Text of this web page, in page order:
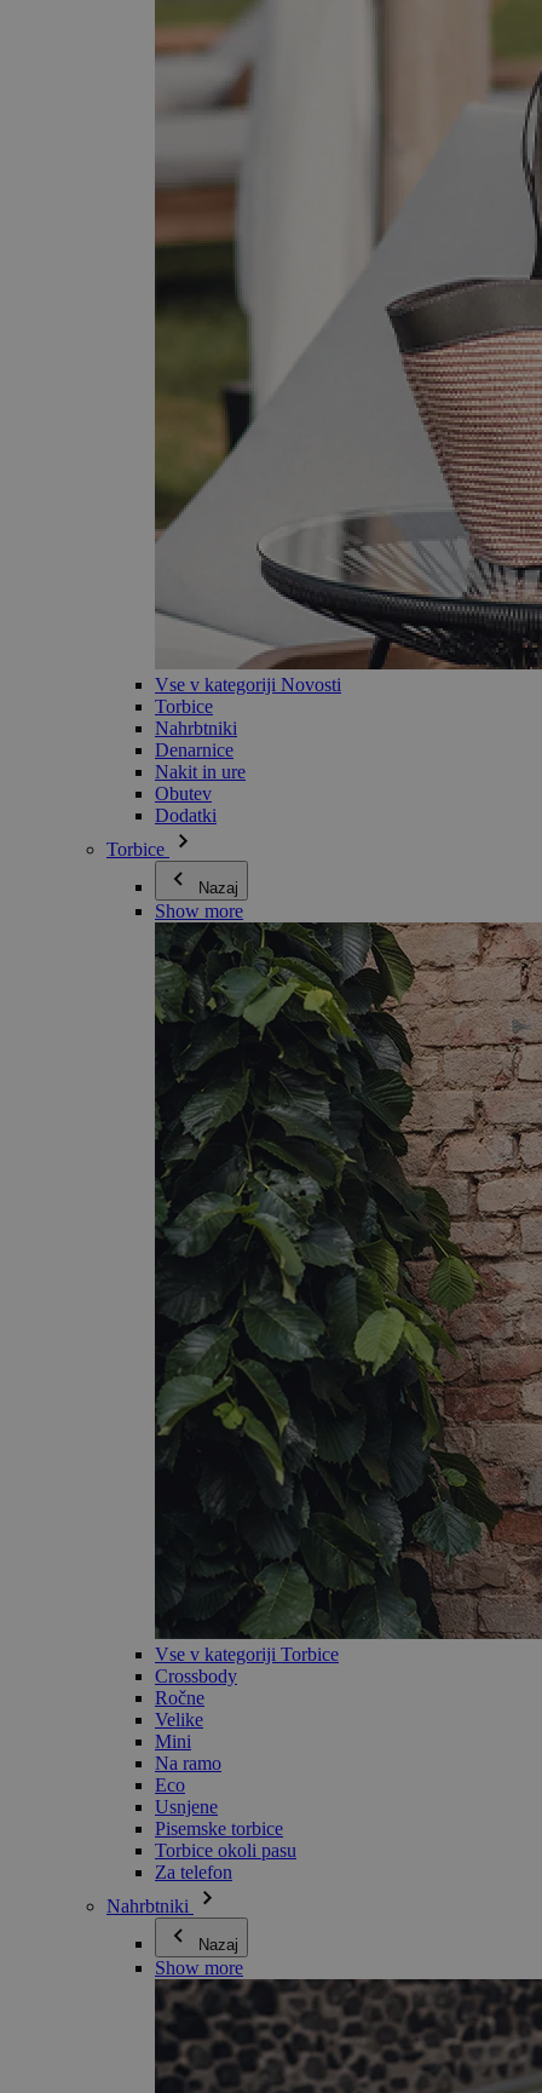
Vse v kategoriji Novosti
Torbice
Nahrbtniki
Denarnice
Nakit in ure
Obutev
Dodatki
Torbice
Nazaj
Show more
Vse v kategoriji Torbice
Crossbody
Ročne
Velike
Mini
Na ramo
Eco
Usnjene
Pisemske torbice
Torbice okoli pasu
Za telefon
Nahrbtniki
Nazaj
Show more